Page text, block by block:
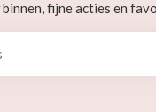
fijne acties en